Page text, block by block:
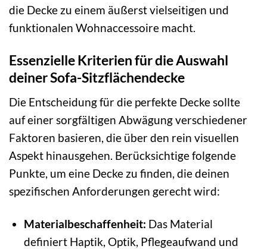
die Decke zu einem äußerst vielseitigen und
funktionalen Wohnaccessoire macht.
Essenzielle Kriterien für die Auswahl
deiner Sofa-Sitzflächendecke
Die Entscheidung für die perfekte Decke sollte
auf einer sorgfältigen Abwägung verschiedener
Faktoren basieren, die über den rein visuellen
Aspekt hinausgehen. Berücksichtige folgende
Punkte, um eine Decke zu finden, die deinen
spezifischen Anforderungen gerecht wird:
Materialbeschaffenheit: Das Material
definiert Haptik, Optik, Pflegeaufwand und